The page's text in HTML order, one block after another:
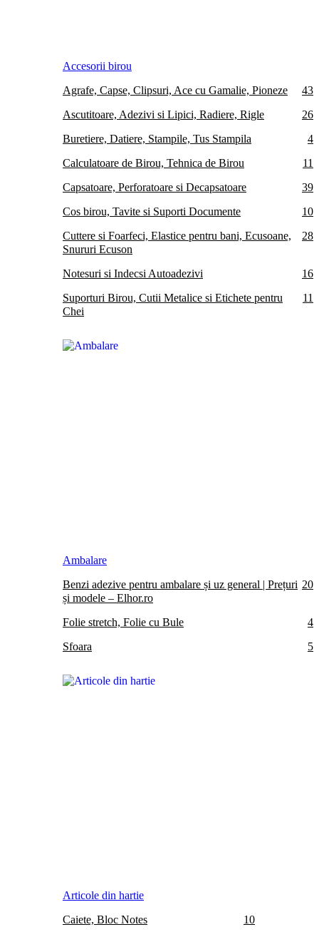
Accesorii birou
Agrafe, Capse, Clipsuri, Ace cu Gamalie, Pioneze
43
Ascutitoare, Adezivi si Lipici, Radiere, Rigle
26
Buretiere, Datiere, Stampile, Tus Stampila
4
Calculatoare de Birou, Tehnica de Birou
11
Capsatoare, Perforatoare si Decapsatoare
39
Cos birou, Tavite si Suporti Documente
10
Cuttere si Foarfeci, Elastice pentru bani, Ecusoane,
Snururi Ecuson
28
Notesuri si Indecsi Autoadezivi
16
Suporturi Birou, Cutii Metalice si Etichete pentru
Chei
11
Ambalare
Benzi adezive pentru ambalare și uz general | Prețuri
și modele – Elhor.ro
20
Folie stretch, Folie cu Bule
4
Sfoara
5
Articole din hartie
Caiete, Bloc Notes
10